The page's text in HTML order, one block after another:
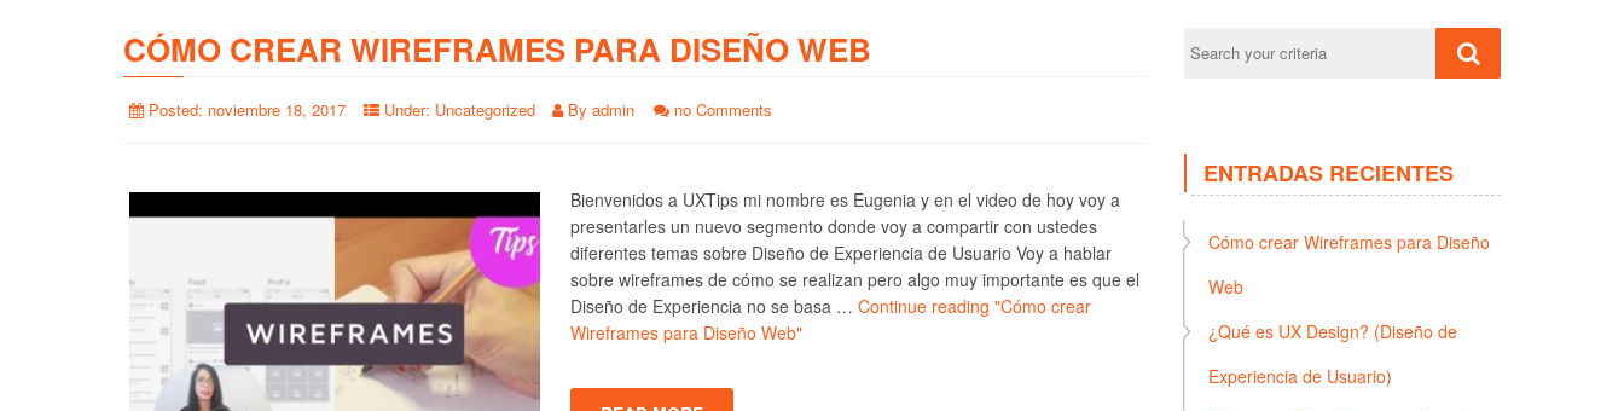
CÓMO CREAR WIREFRAMES PARA DISEÑO WEB
Posted: noviembre 18, 2017 Under: Uncategorized By admin no Comments
Bienvenidos a UXTips mi nombre es Eugenia y en el video de hoy voy a
presentarles un nuevo segmento donde voy a compartir con ustedes
diferentes temas sobre Diseño de Experiencia de Usuario Voy a hablar
sobre wireframes de cómo se realizan pero algo muy importante es que el
Diseño de Experiencia no se basa … Continue reading "Cómo crear
Wireframes para Diseño Web"
ENTRADAS RECIENTES
Cómo crear Wireframes para Diseño
Web
¿Qué es UX Design? (Diseño de
Experiencia de Usuario)